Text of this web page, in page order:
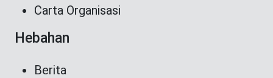
Carta Organisasi
Hebahan
Berita